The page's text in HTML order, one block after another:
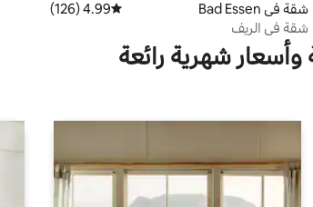
شقة في Bad Essen متوسط التقييم 4.99 من 5، 126 مراجعات
4.99 (126)
شقة في الريف
وأسعار شهرية رائعة